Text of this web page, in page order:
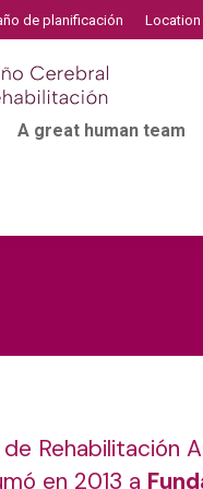
de planificación Location
A great human team
Rehabilitación
en 2013 a